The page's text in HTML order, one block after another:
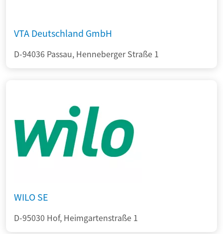
VTA Deutschland GmbH
D-94036 Passau, Henneberger Straße 1
WILO SE
D-95030 Hof, Heimgartenstraße 1